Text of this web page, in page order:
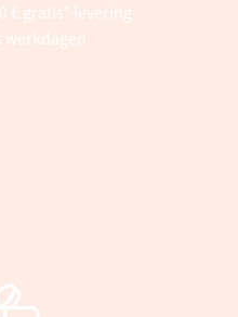
€ gratis* levering